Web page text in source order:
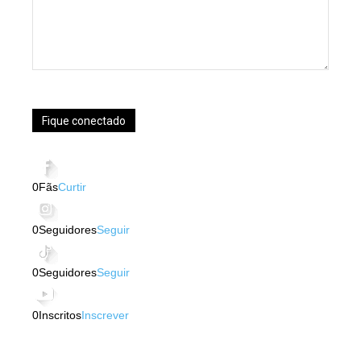
Fique conectado
0FãsCurtir
0SeguidoresSeguir
0SeguidoresSeguir
0InscritosInscrever